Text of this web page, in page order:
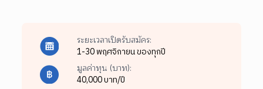
ระยะเวลาเปิดรับสมัคร:
1-30 พฤศจิกายน ของทุกปี
มูลค่าทุน (บาท):
40,000 บาท/ปี